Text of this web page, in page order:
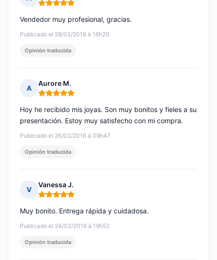
Nota: 5 de 5
Publicado el 28/02/2016 à 16h20
Vendedor muy profesional, gracias.
Opinión traducida
A
Aurore M.
Nota: 5 de 5
Publicado el 26/02/2016 à 09h47
Hoy he recibido mis joyas. Son muy bonitos y fieles a su
presentación. Estoy muy satisfecho con mi compra.
Opinión traducida
V
Vanessa J.
Nota: 5 de 5
Publicado el 24/02/2016 à 19h52
Muy bonito. Entrega rápida y cuidadosa.
Opinión traducida